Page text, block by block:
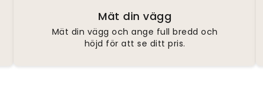
Mät din vägg
Mät din vägg och ange full bredd och
höjd för att se ditt pris.